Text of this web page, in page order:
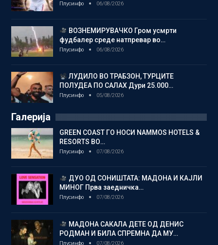
Плусинфо 06/08/2026
ВОЗНЕМИРУВАЧКО Гром усмрти
фудбалер среде натпревар во…
Плусинфо 06/08/2026
ЛУДИЛО ВО ТРАБЗОН, ТУРЦИТЕ
ПОЛУДЕА ПО САЛАХ Дури 25.000…
Плусинфо 05/08/2026
Галерија
GREEN COAST ГО НОСИ NAMMOS HOTELS &
RESORTS ВО…
Плусинфо 07/08/2026
ДУО ОД СОНИШТАТА: МАДОНА И КАЈЛИ
МИНОГ Прва заедничка…
Плусинфо 07/08/2026
МАДОНА САКАЛА ДЕТЕ ОД ДЕНИС
РОДМАН И БИЛА СПРЕМНА ДА МУ…
Плусинфо 07/08/2026